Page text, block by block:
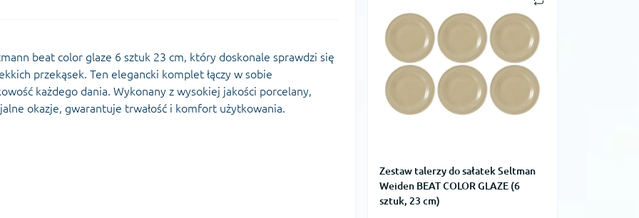
Zestaw talerzy do sałatek Seltman
Weiden BEAT COLOR GLAZE (6
sztuk, 23 cm)
beat color glaze 6 sztuk 23 cm, który doskonale sprawdzi się
przekąsek. Ten elegancki komplet łączy w sobie
każdego dania. Wykonany z wysokiej jakości porcelany,
okazje, gwarantuje trwałość i komfort użytkowania.